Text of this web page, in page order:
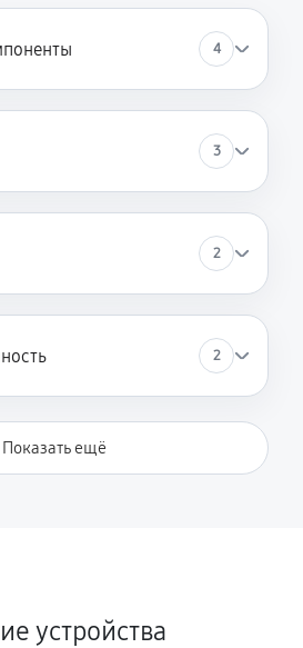
4
3
2
2
Показать ещё
устройства